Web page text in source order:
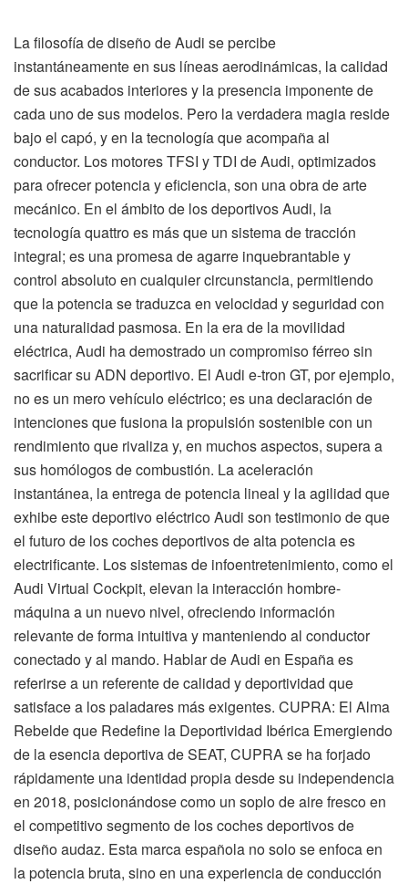
La filosofía de diseño de Audi se percibe
instantáneamente en sus líneas aerodinámicas, la calidad
de sus acabados interiores y la presencia imponente de
cada uno de sus modelos. Pero la verdadera magia reside
bajo el capó, y en la tecnología que acompaña al
conductor. Los motores TFSI y TDI de Audi, optimizados
para ofrecer potencia y eficiencia, son una obra de arte
mecánico. En el ámbito de los deportivos Audi, la
tecnología quattro es más que un sistema de tracción
integral; es una promesa de agarre inquebrantable y
control absoluto en cualquier circunstancia, permitiendo
que la potencia se traduzca en velocidad y seguridad con
una naturalidad pasmosa. En la era de la movilidad
eléctrica, Audi ha demostrado un compromiso férreo sin
sacrificar su ADN deportivo. El Audi e-tron GT, por ejemplo,
no es un mero vehículo eléctrico; es una declaración de
intenciones que fusiona la propulsión sostenible con un
rendimiento que rivaliza y, en muchos aspectos, supera a
sus homólogos de combustión. La aceleración
instantánea, la entrega de potencia lineal y la agilidad que
exhibe este deportivo eléctrico Audi son testimonio de que
el futuro de los coches deportivos de alta potencia es
electrificante. Los sistemas de infoentretenimiento, como el
Audi Virtual Cockpit, elevan la interacción hombre-
máquina a un nuevo nivel, ofreciendo información
relevante de forma intuitiva y manteniendo al conductor
conectado y al mando. Hablar de Audi en España es
referirse a un referente de calidad y deportividad que
satisface a los paladares más exigentes. CUPRA: El Alma
Rebelde que Redefine la Deportividad Ibérica Emergiendo
de la esencia deportiva de SEAT, CUPRA se ha forjado
rápidamente una identidad propia desde su independencia
en 2018, posicionándose como un soplo de aire fresco en
el competitivo segmento de los coches deportivos de
diseño audaz. Esta marca española no solo se enfoca en
la potencia bruta, sino en una experiencia de conducción